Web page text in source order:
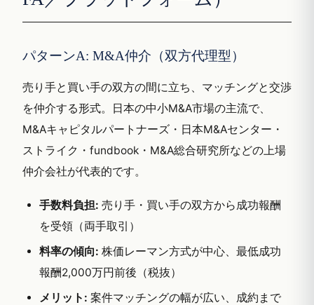
パターンA: M&A仲介（双方代理型）
売り手と買い手の双方の間に立ち、マッチングと交渉
を仲介する形式。日本の中小M&A市場の主流で、
M&Aキャピタルパートナーズ・日本M&Aセンター・
ストライク・fundbook・M&A総合研究所などの上場
仲介会社が代表的です。
手数料負担: 売り手・買い手の双方から成功報酬
を受領（両手取引）
料率の傾向: 株価レーマン方式が中心、最低成功
報酬2,000万円前後（税抜）
メリット: 案件マッチングの幅が広い、成約まで